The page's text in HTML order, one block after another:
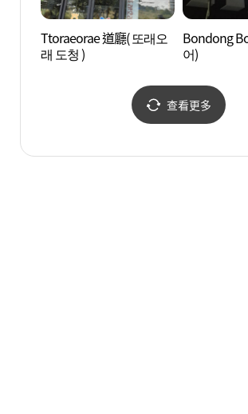
Ttoraeorae 道廳( 또래오
래 도청 )
Bondong
어)
查看更多